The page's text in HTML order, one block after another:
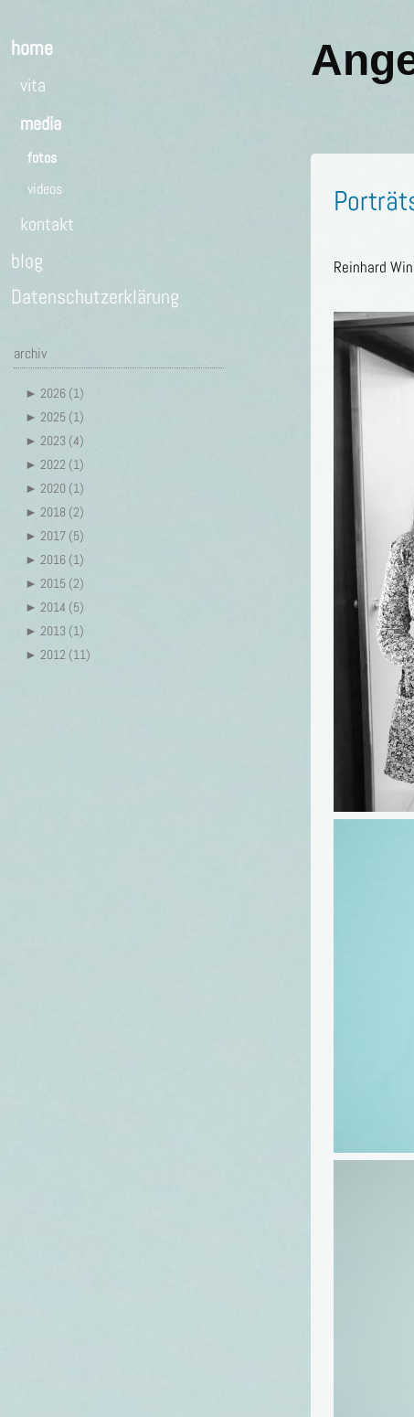
home
vita
media
fotos
videos
kontakt
blog
Datenschutzerklärung
archiv
► 2026 (1)
► 2025 (1)
► 2023 (4)
► 2022 (1)
► 2020 (1)
► 2018 (2)
► 2017 (5)
► 2016 (1)
► 2015 (2)
► 2014 (5)
► 2013 (1)
► 2012 (11)
Reinhard